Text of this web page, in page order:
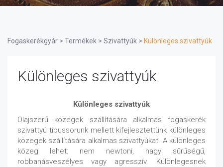
Fogaskerékgyár > Termékek > Szivattyúk > Különleges szivattyúk
Különleges szivattyúk
Különleges szivattyúk
Olajszerű közegek szállítására alkalmas fogaskerék
szivattyú típussorunk mellett kifejlesztettünk különleges
közegek szállítására alkalmas szivattyúkat. A különleges
közeg lehet: nem newtoni, nagy sűrűségű,
robbanásveszélyes vagy agresszív. Különlegesnek